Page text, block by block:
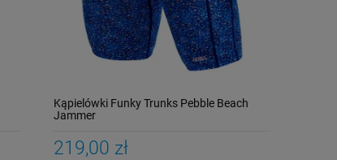
Kąpielówki Funky Trunks Pebble Beach
Jammer
219,00 zł